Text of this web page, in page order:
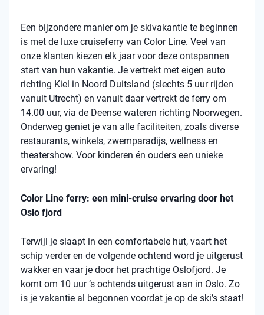
Een bijzondere manier om je skivakantie te beginnen
is met de luxe cruiseferry van Color Line. Veel van
onze klanten kiezen elk jaar voor deze ontspannen
start van hun vakantie. Je vertrekt met eigen auto
richting Kiel in Noord Duitsland (slechts 5 uur rijden
vanuit Utrecht) en vanuit daar vertrekt de ferry om
14.00 uur, via de Deense wateren richting Noorwegen.
Onderweg geniet je van alle faciliteiten, zoals diverse
restaurants, winkels, zwemparadijs, wellness en
theatershow. Voor kinderen én ouders een unieke
ervaring!
Color Line ferry: een mini-cruise ervaring door het
Oslo fjord
Terwijl je slaapt in een comfortabele hut, vaart het
schip verder en de volgende ochtend word je uitgerust
wakker en vaar je door het prachtige Oslofjord. Je
komt om 10 uur ’s ochtends uitgerust aan in Oslo. Zo
is je vakantie al begonnen voordat je op de ski’s staat!